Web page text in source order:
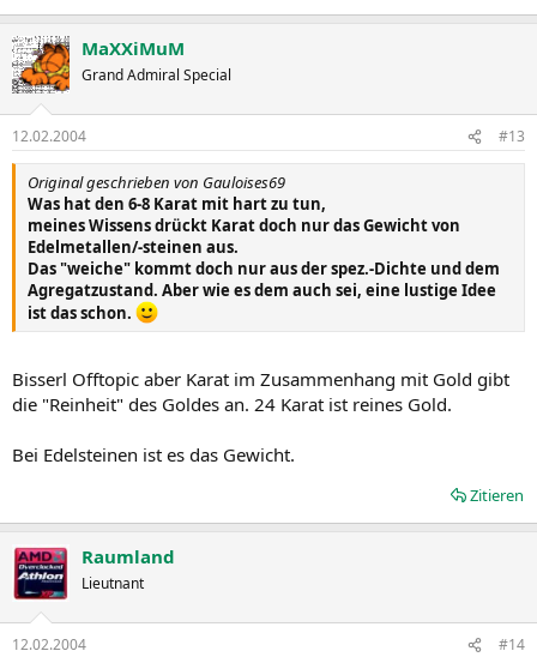
MaXXiMuM
Grand Admiral Special
12.02.2004 #13
Original geschrieben von Gauloises69
Was hat den 6-8 Karat mit hart zu tun,
meines Wissens drückt Karat doch nur das Gewicht von
Edelmetallen/-steinen aus.
Das "weiche" kommt doch nur aus der spez.-Dichte und dem
Agregatzustand. Aber wie es dem auch sei, eine lustige Idee
ist das schon.
Bisserl Offtopic aber Karat im Zusammenhang mit Gold gibt
die "Reinheit" des Goldes an. 24 Karat ist reines Gold.
Bei Edelsteinen ist es das Gewicht.
Zitieren
Raumland
Lieutnant
12.02.2004 #14